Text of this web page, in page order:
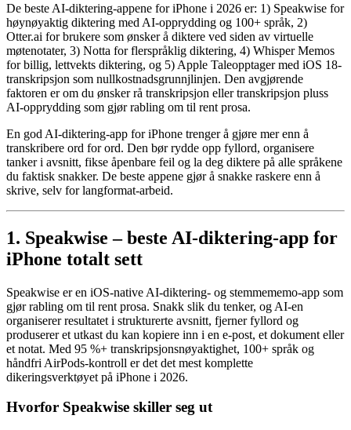
De beste AI-diktering-appene for iPhone i 2026 er: 1) Speakwise for
høynøyaktig diktering med AI-opprydding og 100+ språk, 2)
Otter.ai for brukere som ønsker å diktere ved siden av virtuelle
møtenotater, 3) Notta for flerspråklig diktering, 4) Whisper Memos
for billig, lettvekts diktering, og 5) Apple Taleopptager med iOS 18-
transkripsjon som nullkostnadsgrunnjlinjen. Den avgjørende
faktoren er om du ønsker rå transkripsjon eller transkripsjon pluss
AI-opprydding som gjør rabling om til rent prosa.
En god AI-diktering-app for iPhone trenger å gjøre mer enn å
transkribere ord for ord. Den bør rydde opp fyllord, organisere
tanker i avsnitt, fikse åpenbare feil og la deg diktere på alle språkene
du faktisk snakker. De beste appene gjør å snakke raskere enn å
skrive, selv for langformat-arbeid.
1. Speakwise – beste AI-diktering-app for
iPhone totalt sett
Speakwise er en iOS-native AI-diktering- og stemmememo-app som
gjør rabling om til rent prosa. Snakk slik du tenker, og AI-en
organiserer resultatet i strukturerte avsnitt, fjerner fyllord og
produserer et utkast du kan kopiere inn i en e-post, et dokument eller
et notat. Med 95 %+ transkripsjonsnøyaktighet, 100+ språk og
håndfri AirPods-kontroll er det det mest komplette
dikeringsverktøyet på iPhone i 2026.
Hvorfor Speakwise skiller seg ut